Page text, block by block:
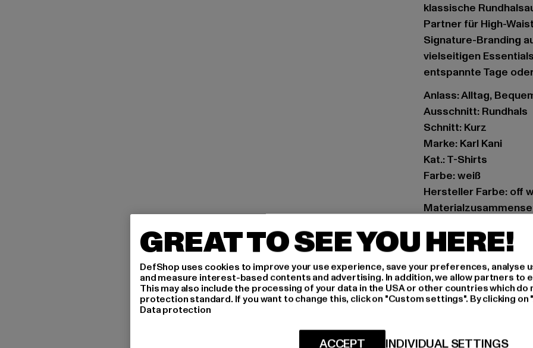
klassische
Partner für High-
Signature-Branding
vielseitigen
entspannte Tage
Anlass: Alltag,
Ausschnitt: Rundhals
Schnitt: Kurz
Marke: Karl Kani
Kat.: T-Shirts
Farbe: weiß
Hersteller Farbe: off
Hersteller: Urban
Schanzenstraße 41 |
GREAT TO SEE YOU HERE!
DefShop uses cookies to improve your use experience, save your preferences, analyse
and measure interest-based contents and advertising. In addition, we allow partners to
This may also include the processing of your data in the USA or other countries which do
protection standard. If you want to change this, click on "Custom settings". By clicking
Data protection
INDIVIDUAL SETTINGS
ACCEPT